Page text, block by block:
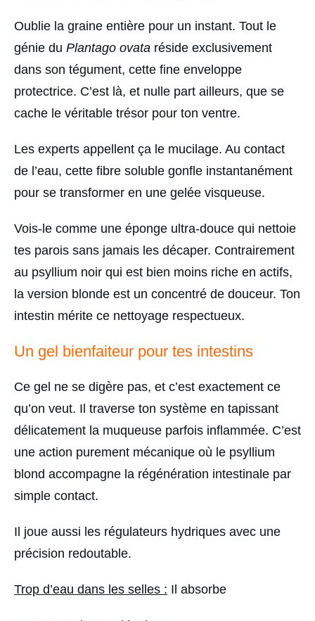
Oublie la graine entière pour un instant. Tout le
génie du Plantago ovata réside exclusivement
dans son tégument, cette fine enveloppe
protectrice. C’est là, et nulle part ailleurs, que se
cache le véritable trésor pour ton ventre.
Les experts appellent ça le mucilage. Au contact
de l’eau, cette fibre soluble gonfle instantanément
pour se transformer en une gelée visqueuse.
Vois-le comme une éponge ultra-douce qui nettoie
tes parois sans jamais les décaper. Contrairement
au psyllium noir qui est bien moins riche en actifs,
la version blonde est un concentré de douceur. Ton
intestin mérite ce nettoyage respectueux.
Un gel bienfaiteur pour tes intestins
Ce gel ne se digère pas, et c’est exactement ce
qu’on veut. Il traverse ton système en tapissant
délicatement la muqueuse parfois inflammée. C’est
une action purement mécanique où le psyllium
blond accompagne la régénération intestinale par
simple contact.
Il joue aussi les régulateurs hydriques avec une
précision redoutable.
Trop d’eau dans les selles : Il absorbe